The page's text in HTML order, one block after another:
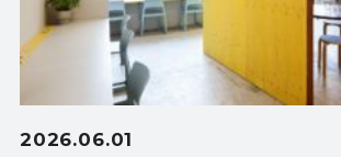
2026.06.01